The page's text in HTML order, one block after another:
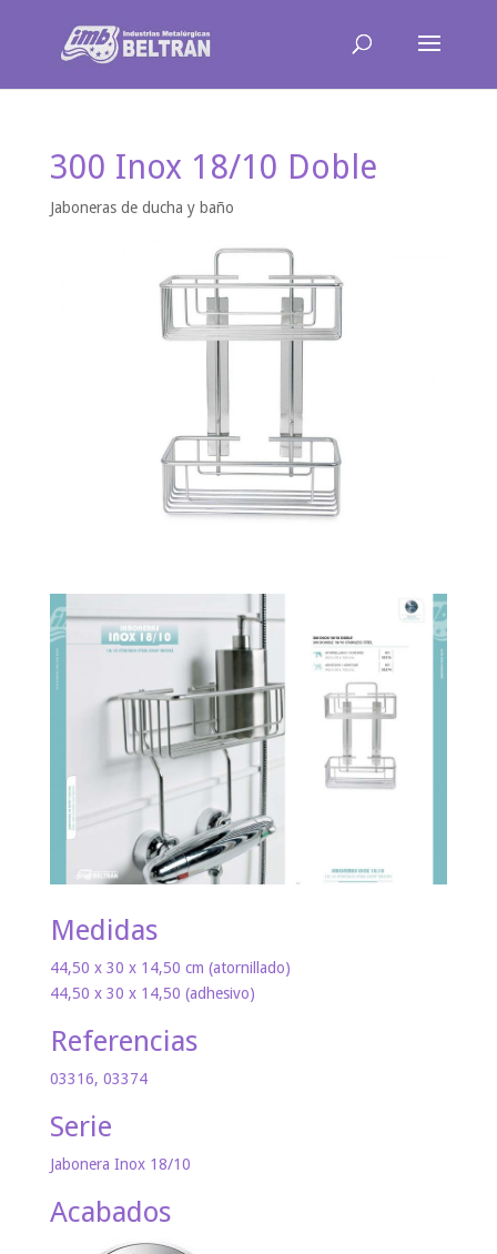
300 Inox 18/10 Doble
Jaboneras de ducha y baño
Medidas
44,50 x 30 x 14,50 cm (atornillado)
44,50 x 30 x 14,50 (adhesivo)
Referencias
03316, 03374
Serie
Jabonera Inox 18/10
Acabados